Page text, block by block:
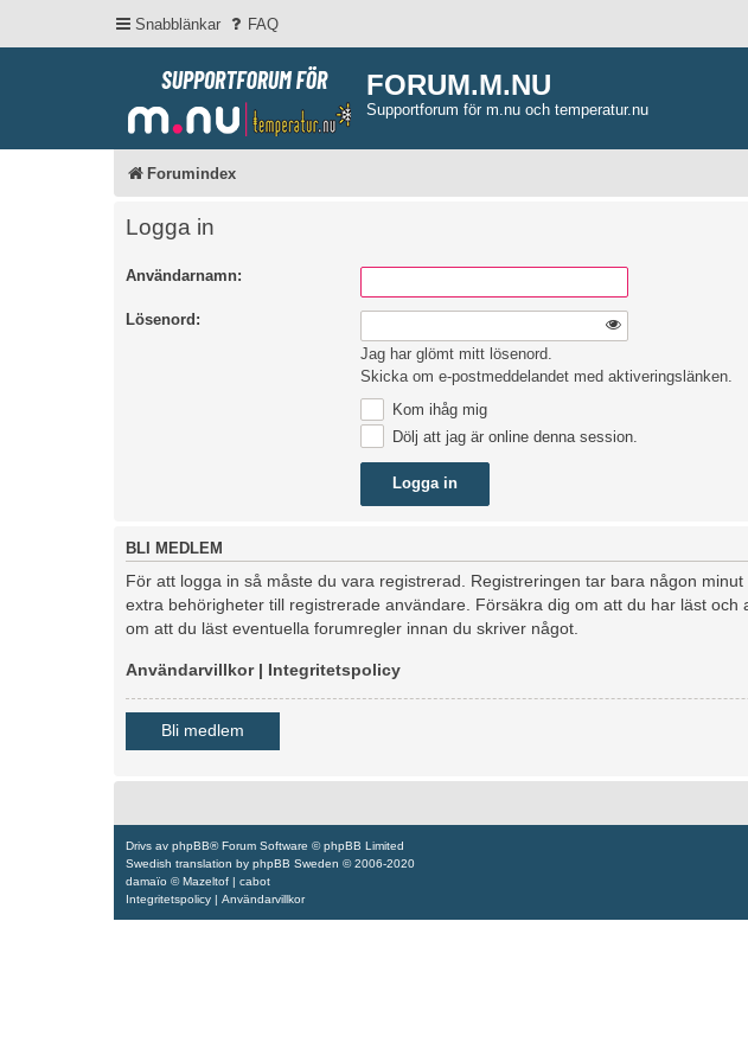
Snabblänkar FAQ
FORUM.M.NU
Supportforum för m.nu och temperatur.nu
Forumindex
Logga in
Användarnamn:
Lösenord:
Jag har glömt mitt lösenord.
Skicka om e-postmeddelandet med aktiveringslänken.
Kom ihåg mig
Dölj att jag är online denna session.
BLI MEDLEM
För att logga in så måste du vara registrerad. Registreringen tar bara någon
extra behörigheter till registrerade användare. Försäkra dig om att du har läst
om att du läst eventuella forumregler innan du skriver något.
Användarvillkor| Integritetspolicy
Bli medlem
Drivs av phpBB® Forum Software © phpBB Limited
Swedish translation by phpBB Sweden © 2006-2020
damaïo ©Mazeltof | cabot
Integritetspolicy | Användarvillkor